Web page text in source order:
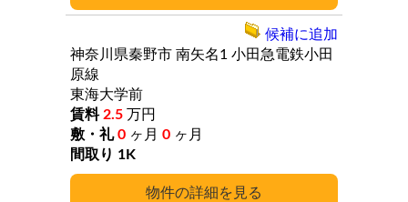
詳細
神奈川県秦野市 南矢名1 小田急電鉄小田
原線
東海大学前
2.5 万円
0 ヶ月 0 ヶ月
1K
候補に追加